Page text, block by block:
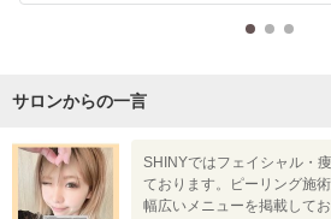
サロンからの一言
SHINYではフェイシャル・
ております。ピーリング施
幅広いメニューを掲載して